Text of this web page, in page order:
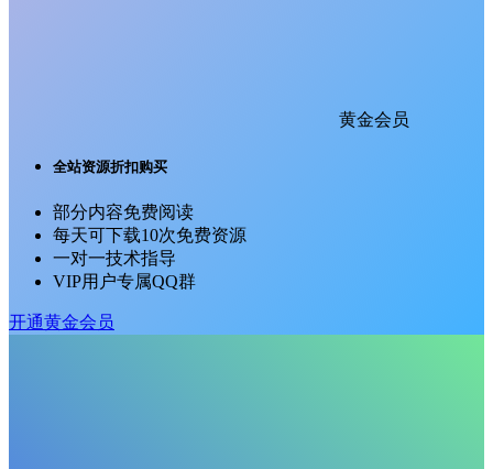
黄金会员
全站资源折扣购买
部分内容免费阅读
每天可下载10次免费资源
一对一技术指导
VIP用户专属QQ群
开通黄金会员